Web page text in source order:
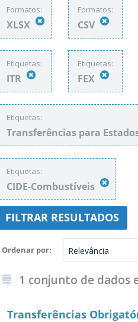
Formatos:
XLSX
Formatos:
CSV
Etiquetas:
ITR
Etiquetas:
FEX
Etiquetas:
Transferências para
Etiquetas:
CIDE-Combustíveis
FILTRAR RESULTADOS
Ordenar por
1 conjunto de dados
Transferências